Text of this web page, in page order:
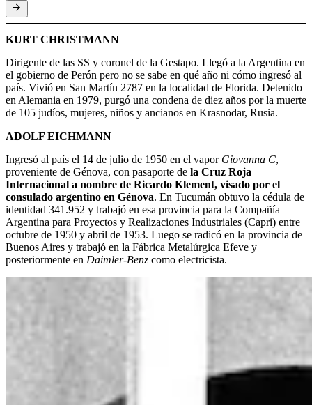
KURT CHRISTMANN
Dirigente de las SS y coronel de la Gestapo. Llegó a la Argentina en
el gobierno de Perón pero no se sabe en qué año ni cómo ingresó al
país. Vivió en San Martín 2787 en la localidad de Florida. Detenido
en Alemania en 1979, purgó una condena de diez años por la muerte
de 105 judíos, mujeres, niños y ancianos en Krasnodar, Rusia.
ADOLF EICHMANN
Ingresó al país el 14 de julio de 1950 en el vapor Giovanna C,
proveniente de Génova, con pasaporte de la Cruz Roja
Internacional a nombre de Ricardo Klement, visado por el
consulado argentino en Génova. En Tucumán obtuvo la cédula de
identidad 341.952 y trabajó en esa provincia para la Compañía
Argentina para Proyectos y Realizaciones Industriales (Capri) entre
octubre de 1950 y abril de 1953. Luego se radicó en la provincia de
Buenos Aires y trabajó en la Fábrica Metalúrgica Efeve y
posteriormente en Daimler-Benz como electricista.